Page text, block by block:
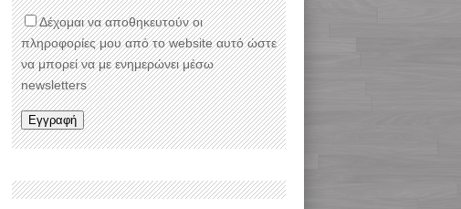
Δέχομαι να αποθηκευτούν οι
πληροφορίες μου από το website αυτό ώστε
να μπορεί να με ενημερώνει μέσω
newsletters